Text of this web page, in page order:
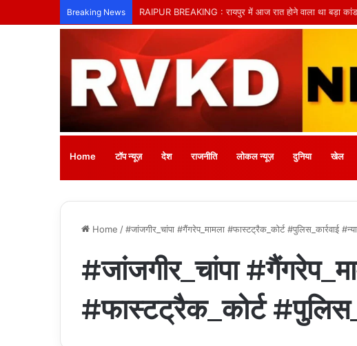
Breaking News तिल्दा-नेवरा में अनाथ बच्चों के लिए लगेगा नि:शुल्क मीना बाजार,
Home टॉप न्यूज़ देश राजनीति लोकल न्यूज़ दुनिया खेल
Home /#जांजगीर_चांपा #गैंगरेप_मामला #फास्टट्रैक_कोर्ट #पुलिस_कार्रवाई
#जांजगीर_चांपा
#फास्टट्रैक_कोर्ट